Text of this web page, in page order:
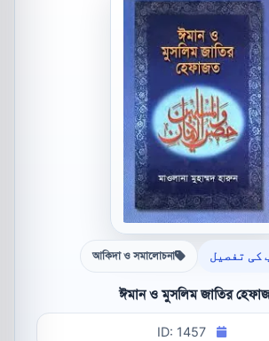
کی تفصیل আকিদা ও সমালোচনা
ঈমান ও মুসলিম জাতির
ID: 1457